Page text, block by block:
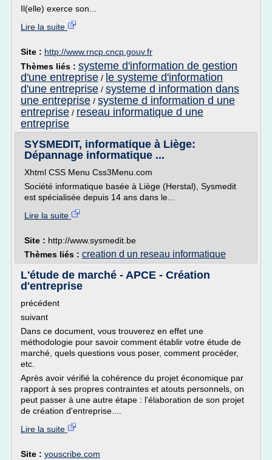
Il(elle) exerce son...
Lire la suite
Site : http://www.rncp.cncp.gouv.fr
Thèmes liés : systeme d'information de gestion
d'une entreprise / le systeme d'information
d'une entreprise / systeme d information dans
une entreprise / systeme d information d une
entreprise / reseau informatique d une
entreprise
SYSMEDIT, informatique à Liège:
Dépannage informatique ...
Xhtml CSS Menu Css3Menu.com
Société informatique basée à Liège (Herstal), Sysmedit
est spécialisée depuis 14 ans dans le...
Lire la suite
Site : http://www.sysmedit.be
Thèmes liés : creation d un reseau informatique
L'étude de marché - APCE - Création
d'entreprise
précédent
suivant
Dans ce document, vous trouverez en effet une
méthodologie pour savoir comment établir votre étude de
marché, quels questions vous poser, comment procéder,
etc.
Après avoir vérifié la cohérence du projet économique par
rapport à ses propres contraintes et atouts personnels, on
peut passer à une autre étape : l'élaboration de son projet
de création d'entreprise....
Lire la suite
Site : youscribe.com